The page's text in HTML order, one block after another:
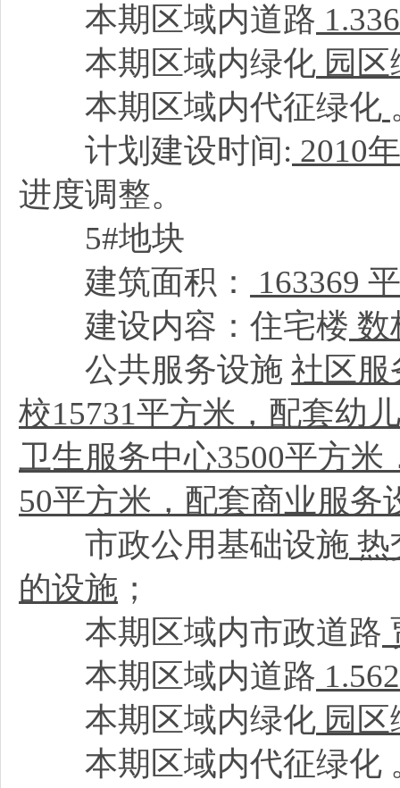
本期区域内道路
本期区域内绿化 园
本期区域内代征绿化
计划建设时间: 2010
进度调整。
5#地块
建筑面积：
163369
建设内容：住宅楼 数
公共服务设施 社区服
校15731平方米，配套幼
卫生服务中心3500平方
50平方米，配套商业服务
市政公用基础设施 热
的设施 ；
本期区域内市政道路
本期区域内道路
本期区域内绿化 园
本期区域内代征绿化